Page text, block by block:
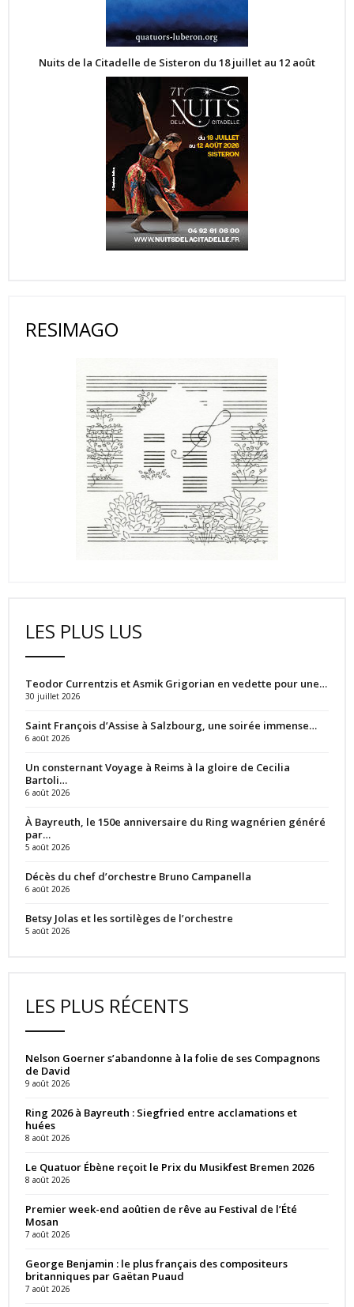
Nuits de la Citadelle de Sisteron du 18 juillet au 12 août
RESIMAGO
LES PLUS LUS
Teodor Currentzis et Asmik Grigorian en vedette pour une…
30 juillet 2026
Saint François d’Assise à Salzbourg, une soirée immense…
6 août 2026
Un consternant Voyage à Reims à la gloire de Cecilia
Bartoli…
6 août 2026
À Bayreuth, le 150e anniversaire du Ring wagnérien généré
par…
5 août 2026
Décès du chef d’orchestre Bruno Campanella
6 août 2026
Betsy Jolas et les sortilèges de l’orchestre
5 août 2026
LES PLUS RÉCENTS
Nelson Goerner s’abandonne à la folie de ses Compagnons
de David
9 août 2026
Ring 2026 à Bayreuth : Siegfried entre acclamations et
huées
8 août 2026
Le Quatuor Ébène reçoit le Prix du Musikfest Bremen 2026
8 août 2026
Premier week-end aoûtien de rêve au Festival de l’Été
Mosan
7 août 2026
George Benjamin : le plus français des compositeurs
britanniques par Gaëtan Puaud
7 août 2026